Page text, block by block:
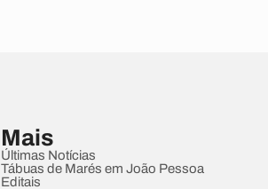
Mais
Últimas Notícias
Tábuas de Marés em João Pessoa
Editais